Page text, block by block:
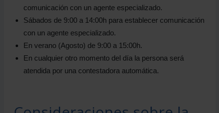
comunicación con un agente especializado.
Sábados de 9:00 a 14:00h para establecer comunicación
con un agente especializado.
En verano (Agosto) de 9:00 a 15:00h.
En cualquier otro momento del día la persona será
atendida por una contestadora automática.